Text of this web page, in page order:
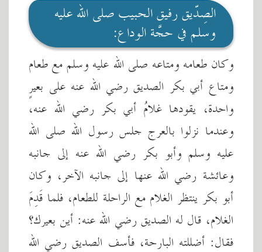
الصِدّيق رفيق الحبيب صلى الله عليه
وسلم في حجَّة الوداع:
وكان طعامه ومتاعه صلى الله عليه وسلم مع طعام
ومتاع أبي بكر الصديق رضي الله عنه على بعيرٍ
واحدة، يقودها غلامُ أبي بكر رضي الله عنه،
وعندما نزلوا بالعرج جلس رسول الله صلى الله
عليه وسلم وأبو بكر رضي الله عنه إلى جانبه
وعائشة رضي الله عنها إلى جانبه الآخر، وكان
أبو بكر ينتظر الغلام مع الراحلة للطعام، فلما قَدِمَ
الغلام، قال له الصديق رضي الله عنه: أين بعيرك؟
فقال: أضللته البارحة، فأسف الصديق رضي الله